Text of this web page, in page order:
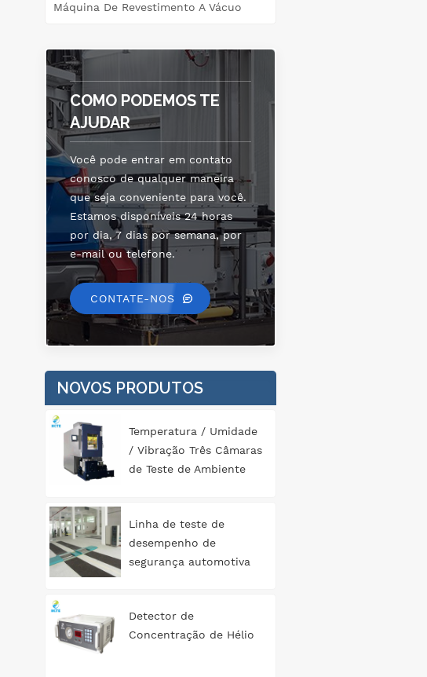
Máquina De Revestimento A Vácuo
COMO PODEMOS TE
AJUDAR
Você pode entrar em contato
conosco de qualquer maneira
que seja conveniente para você.
Estamos disponíveis 24 horas
por dia, 7 dias por semana, por
e-mail ou telefone.
CONTATE-NOS
NOVOS PRODUTOS
Temperatura / Umidade
/ Vibração Três Câmaras
de Teste de Ambiente
Linha de teste de
desempenho de
segurança automotiva
Detector de
Concentração de Hélio